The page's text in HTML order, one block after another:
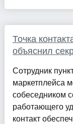
Точка
объяснил
Сотрудник
маркетплейса
собеседником
работающего
контакт